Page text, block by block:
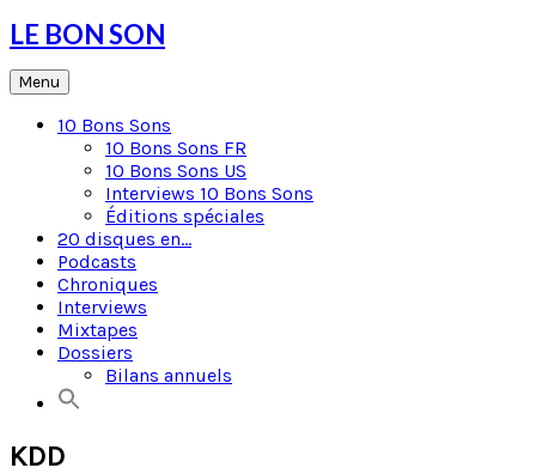
Skip
to
content
LE BON SON
Menu
10 Bons Sons
10 Bons Sons FR
10 Bons Sons US
Interviews 10 Bons Sons
Éditions spéciales
20 disques en…
Podcasts
Chroniques
Interviews
Mixtapes
Dossiers
Bilans annuels
KDD